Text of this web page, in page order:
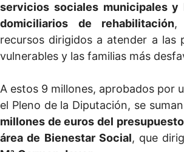
servicios sociales municipales y
domiciliarios de rehabilitación,
recursos dirigidos a atender a las
vulnerables y las familias más
A estos 9 millones, aprobados por
el Pleno de la Diputación, se
millones de euros del
área de Bienestar Social, que